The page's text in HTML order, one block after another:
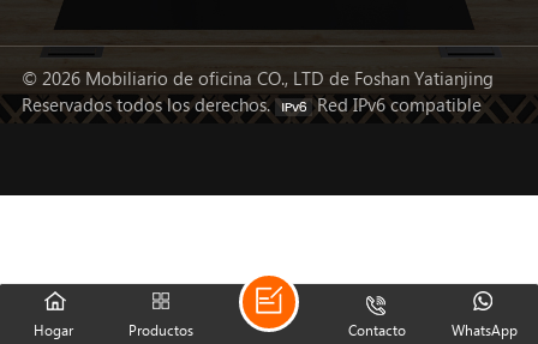
© 2026 Mobiliario de oficina CO., LTD de Foshan Yatianjing
Reservados todos los derechos.
Red IPv6 compatible
Hogar Productos WhatsApp
Contacto